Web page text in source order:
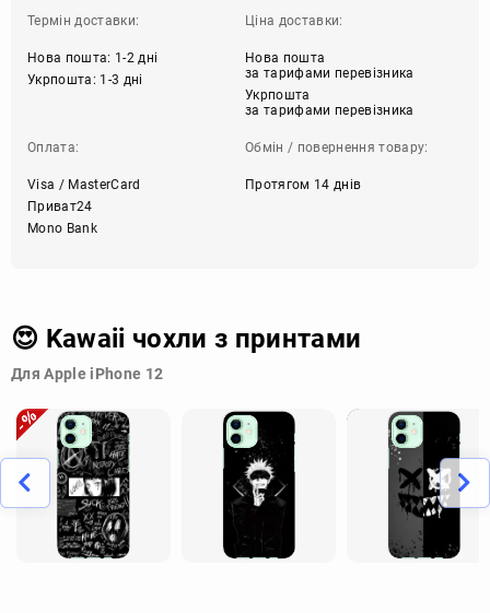
Термін доставки:
Нова пошта: 1-2 дні
Укрпошта: 1-3 дні
Ціна доставки:
Нова пошта
за тарифами перевізника
Укрпошта
за тарифами перевізника
Оплата:
Visa / MasterCard
Приват24
Mono Bank
Обмін / повернення товару:
Протягом 14 днів
😍 Kawaii чохли з принтами
Для Apple iPhone 12